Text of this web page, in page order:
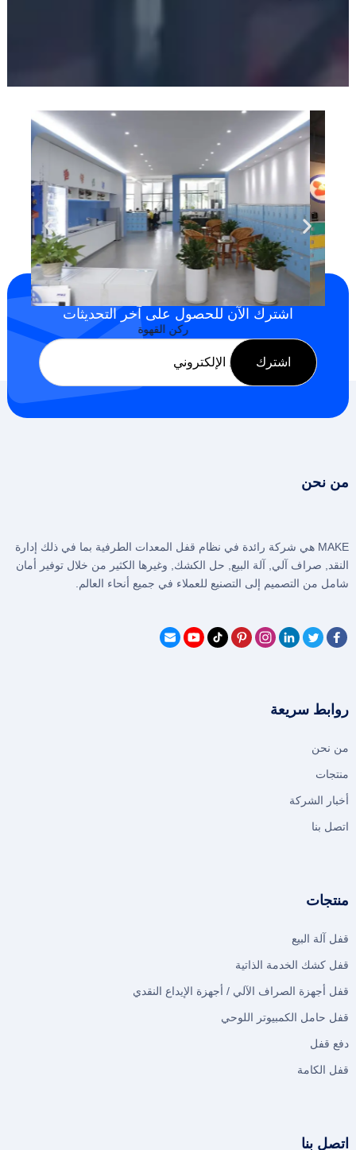
صالة ألعاب الشركة
اشترك الآن للحصول على آخر التحديثات
من نحن
MAKE هي شركة رائدة في نظام قفل المعدات الطرفية بما في ذلك إدارة
النقد, صراف آلي, آلة البيع, حل الكشك, وغيرها الكثير من خلال توفير أمان
شامل من التصميم إلى التصنيع للعملاء في جميع أنحاء العالم.
روابط سريعة
من نحن
منتجات
أخبار الشركة
اتصل بنا
منتجات
قفل آلة البيع
قفل كشك الخدمة الذاتية
قفل أجهزة الصراف الآلي / أجهزة الإيداع النقدي
قفل حامل الكمبيوتر اللوحي
دفع قفل
قفل الكامة
اتصل بنا